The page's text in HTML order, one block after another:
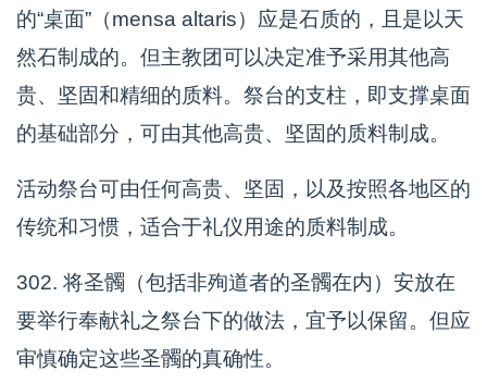
的“桌面”（mensa altaris）应是石质的，且是以天
然石制成的。但主教团可以决定准予采用其他高
贵、坚固和精细的质料。祭台的支柱，即支撑桌面
的基础部分，可由其他高贵、坚固的质料制成。
活动祭台可由任何高贵、坚固，以及按照各地区的
传统和习惯，适合于礼仪用途的质料制成。
302. 将圣髑（包括非殉道者的圣髑在内）安放在
要举行奉献礼之祭台下的做法，宜予以保留。但应
审慎确定这些圣髑的真确性。